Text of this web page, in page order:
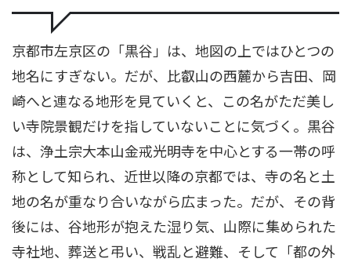
京都市左京区の「黒谷」は、地図の上ではひとつの
地名にすぎない。だが、比叡山の西麓から吉田、岡
崎へと連なる地形を見ていくと、この名がただ美し
い寺院景観だけを指していないことに気づく。黒谷
は、浄土宗大本山金戒光明寺を中心とする一帯の呼
称として知られ、近世以降の京都では、寺の名と土
地の名が重なり合いながら広まった。だが、その背
後には、谷地形が抱えた湿り気、山際に集められた
寺社地、葬送と弔い、戦乱と避難、そして「都の外